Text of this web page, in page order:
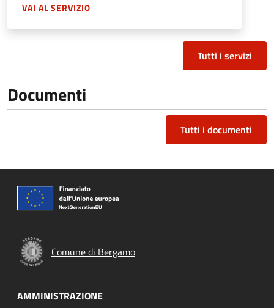
VAI AL SERVIZIO
Tutti i servizi
Documenti
Tutti i documenti
Comune di Bergamo
AMMINISTRAZIONE